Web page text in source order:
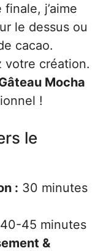
j’aime
le dessus ou
cacao.
votre création.
Mocha
!
le
: 30 minutes
40-45 minutes
&